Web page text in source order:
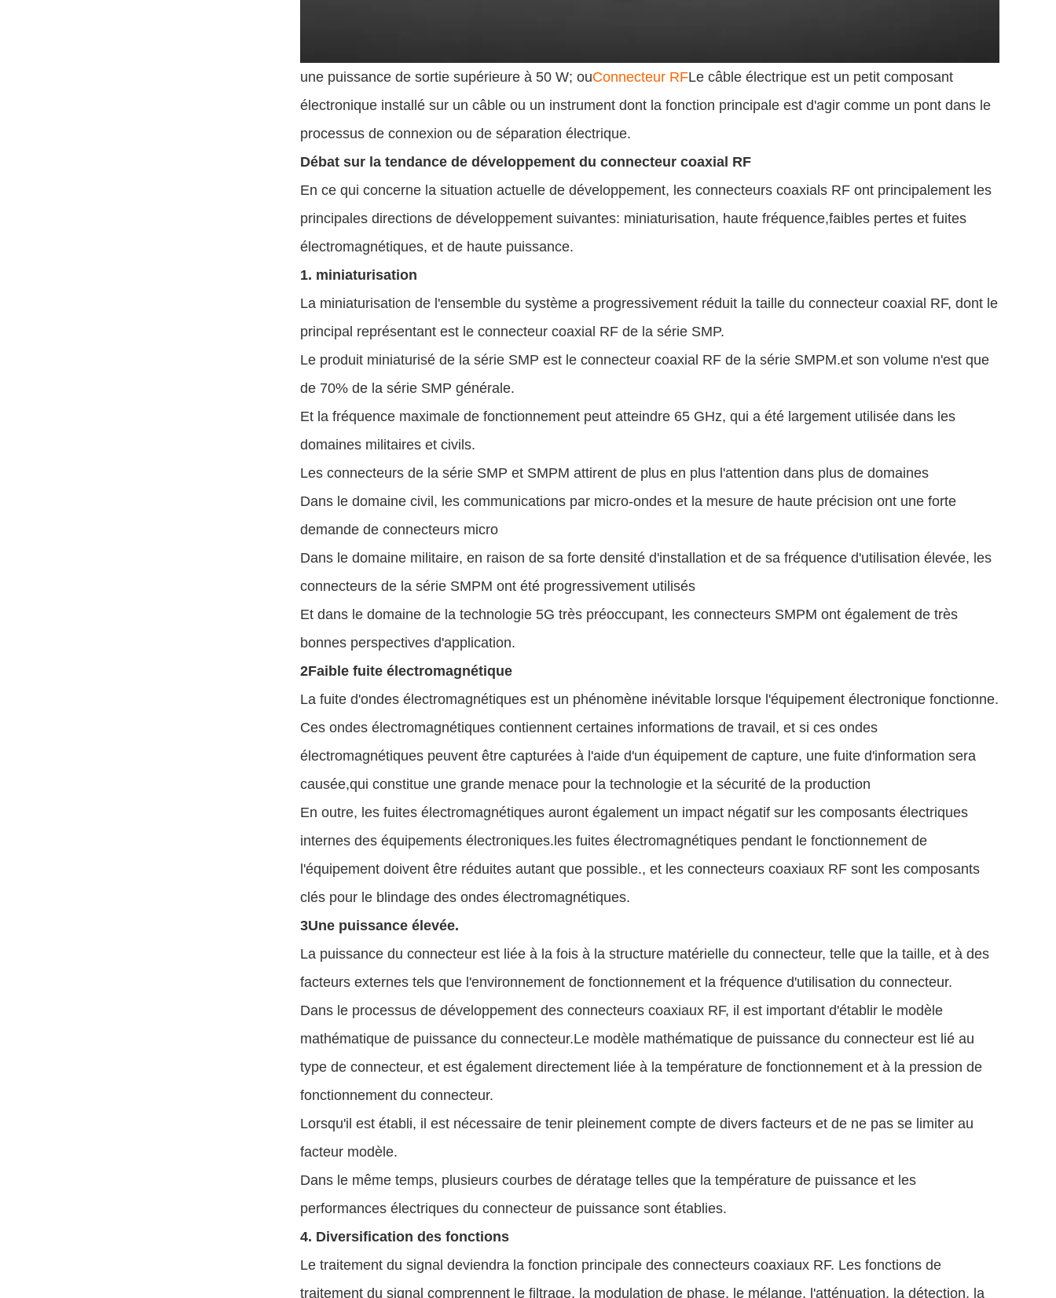
une puissance de sortie supérieure à 50 W; ouConnecteur RFLe câble électrique est un petit composant
électronique installé sur un câble ou un instrument dont la fonction principale est d'agir comme un pont dans le
processus de connexion ou de séparation électrique.
Débat sur la tendance de développement du connecteur coaxial RF
En ce qui concerne la situation actuelle de développement, les connecteurs coaxials RF ont principalement les
principales directions de développement suivantes: miniaturisation, haute fréquence,faibles pertes et fuites
électromagnétiques, et de haute puissance.
1. miniaturisation
La miniaturisation de l'ensemble du système a progressivement réduit la taille du connecteur coaxial RF, dont le
principal représentant est le connecteur coaxial RF de la série SMP.
Le produit miniaturisé de la série SMP est le connecteur coaxial RF de la série SMPM.et son volume n'est que
de 70% de la série SMP générale.
Et la fréquence maximale de fonctionnement peut atteindre 65 GHz, qui a été largement utilisée dans les
domaines militaires et civils.
Les connecteurs de la série SMP et SMPM attirent de plus en plus l'attention dans plus de domaines
Dans le domaine civil, les communications par micro-ondes et la mesure de haute précision ont une forte
demande de connecteurs micro
Dans le domaine militaire, en raison de sa forte densité d'installation et de sa fréquence d'utilisation élevée, les
connecteurs de la série SMPM ont été progressivement utilisés
Et dans le domaine de la technologie 5G très préoccupant, les connecteurs SMPM ont également de très
bonnes perspectives d'application.
2Faible fuite électromagnétique
La fuite d'ondes électromagnétiques est un phénomène inévitable lorsque l'équipement électronique fonctionne.
Ces ondes électromagnétiques contiennent certaines informations de travail, et si ces ondes
électromagnétiques peuvent être capturées à l'aide d'un équipement de capture, une fuite d'information sera
causée,qui constitue une grande menace pour la technologie et la sécurité de la production
En outre, les fuites électromagnétiques auront également un impact négatif sur les composants électriques
internes des équipements électroniques.les fuites électromagnétiques pendant le fonctionnement de
l'équipement doivent être réduites autant que possible., et les connecteurs coaxiaux RF sont les composants
clés pour le blindage des ondes électromagnétiques.
3Une puissance élevée.
La puissance du connecteur est liée à la fois à la structure matérielle du connecteur, telle que la taille, et à des
facteurs externes tels que l'environnement de fonctionnement et la fréquence d'utilisation du connecteur.
Dans le processus de développement des connecteurs coaxiaux RF, il est important d'établir le modèle
mathématique de puissance du connecteur.Le modèle mathématique de puissance du connecteur est lié au
type de connecteur, et est également directement liée à la température de fonctionnement et à la pression de
fonctionnement du connecteur.
Lorsqu'il est établi, il est nécessaire de tenir pleinement compte de divers facteurs et de ne pas se limiter au
facteur modèle.
Dans le même temps, plusieurs courbes de dératage telles que la température de puissance et les
performances électriques du connecteur de puissance sont établies.
4. Diversification des fonctions
Le traitement du signal deviendra la fonction principale des connecteurs coaxiaux RF. Les fonctions de
traitement du signal comprennent le filtrage, la modulation de phase, le mélange, l'atténuation, la détection, la